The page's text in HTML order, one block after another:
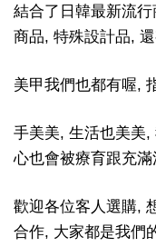
結合了日韓最新流
商品, 特殊設計品,
美甲我們也都有喔,
手美美, 生活也美美,
心也會被療育跟充滿
歡迎各位客人選購,
合作, 大家都是我們